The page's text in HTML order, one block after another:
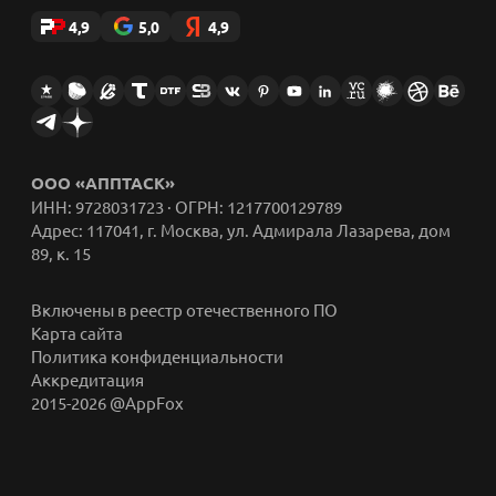
4,9 5,0 4,9
ООО «АППТАСК»
ИНН: 9728031723 · ОГРН: 1217700129789
Адрес: 117041, г. Москва, ул. Адмирала Лазарева, дом
89, к. 15
2015-2026 @AppFox
Аккредитация
Политика конфиденциальности
Карта сайта
Включены в реестр отечественного ПО